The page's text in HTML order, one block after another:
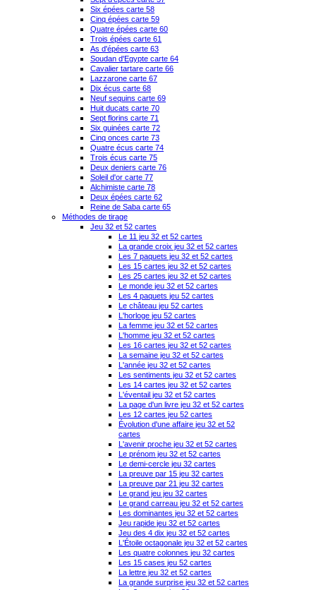
Six épées carte 58
Cinq épées carte 59
Quatre épées carte 60
Trois épées carte 61
As d'épées carte 63
Soudan d'Egypte carte 64
Cavalier tartare carte 66
Lazzarone carte 67
Dix écus carte 68
Neuf sequins carte 69
Huit ducats carte 70
Sept florins carte 71
Six guinées carte 72
Cinq onces carte 73
Quatre écus carte 74
Trois écus carte 75
Deux deniers carte 76
Soleil d'or carte 77
Alchimiste carte 78
Deux épées carte 62
Reine de Saba carte 65
Méthodes de tirage
Jeu 32 et 52 cartes
Le 11 jeu 32 et 52 cartes
La grande croix jeu 32 et 52 cartes
Les 7 paquets jeu 32 et 52 cartes
Les 15 cartes jeu 32 et 52 cartes
Les 25 cartes jeu 32 et 52 cartes
Le monde jeu 32 et 52 cartes
Les 4 paquets jeu 52 cartes
Le château jeu 52 cartes
L'horloge jeu 52 cartes
La femme jeu 32 et 52 cartes
L'homme jeu 32 et 52 cartes
Les 16 cartes jeu 32 et 52 cartes
La semaine jeu 32 et 52 cartes
L'année jeu 32 et 52 cartes
Les sentiments jeu 32 et 52 cartes
Les 14 cartes jeu 32 et 52 cartes
L'éventail jeu 32 et 52 cartes
La page d'un livre jeu 32 et 52 cartes
Les 12 cartes jeu 52 cartes
Évolution d'une affaire jeu 32 et 52
cartes
L'avenir proche jeu 32 et 52 cartes
Le prénom jeu 32 et 52 cartes
Le demi-cercle jeu 32 cartes
La preuve par 15 jeu 32 cartes
La preuve par 21 jeu 32 cartes
Le grand jeu jeu 32 cartes
Le grand carreau jeu 32 et 52 cartes
Les dominantes jeu 32 et 52 cartes
Jeu rapide jeu 32 et 52 cartes
Jeu des 4 dix jeu 32 et 52 cartes
L'Étoile octagonale jeu 32 et 52 cartes
Les quatre colonnes jeu 32 cartes
Les 15 cases jeu 52 cartes
La lettre jeu 32 et 52 cartes
La grande surprise jeu 32 et 52 cartes